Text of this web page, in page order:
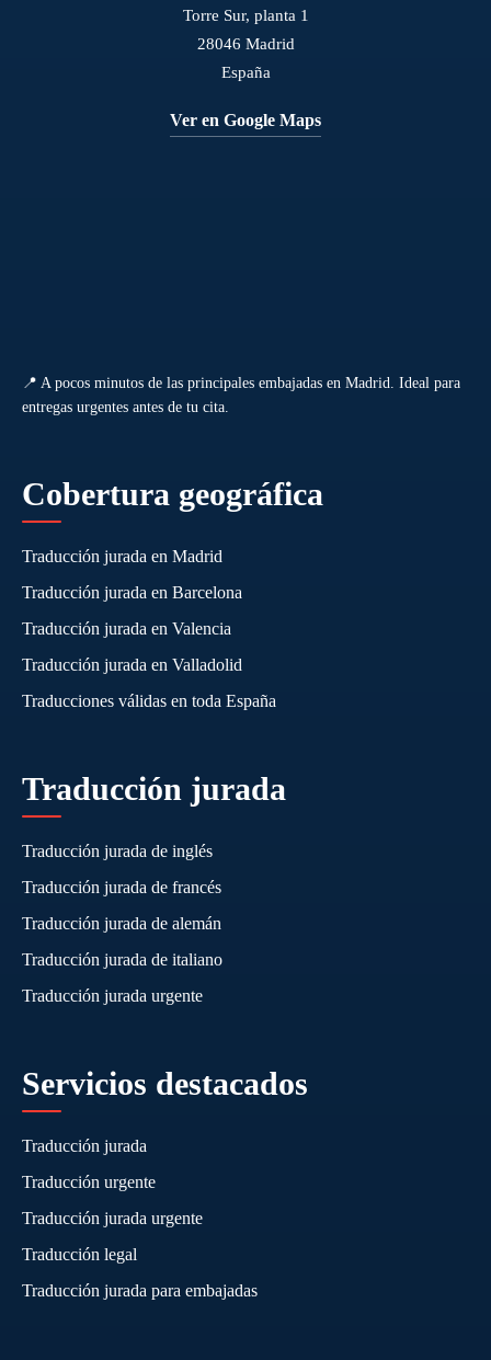
Torre Sur, planta 1
28046 Madrid
España
Ver en Google Maps
📍 A pocos minutos de las principales embajadas en Madrid. Ideal para
entregas urgentes antes de tu cita.
Cobertura geográfica
Traducción jurada en Madrid
Traducción jurada en Barcelona
Traducción jurada en Valencia
Traducción jurada en Valladolid
Traducciones válidas en toda España
Traducción jurada
Traducción jurada de inglés
Traducción jurada de francés
Traducción jurada de alemán
Traducción jurada de italiano
Traducción jurada urgente
Servicios destacados
Traducción jurada
Traducción urgente
Traducción jurada urgente
Traducción legal
Traducción jurada para embajadas